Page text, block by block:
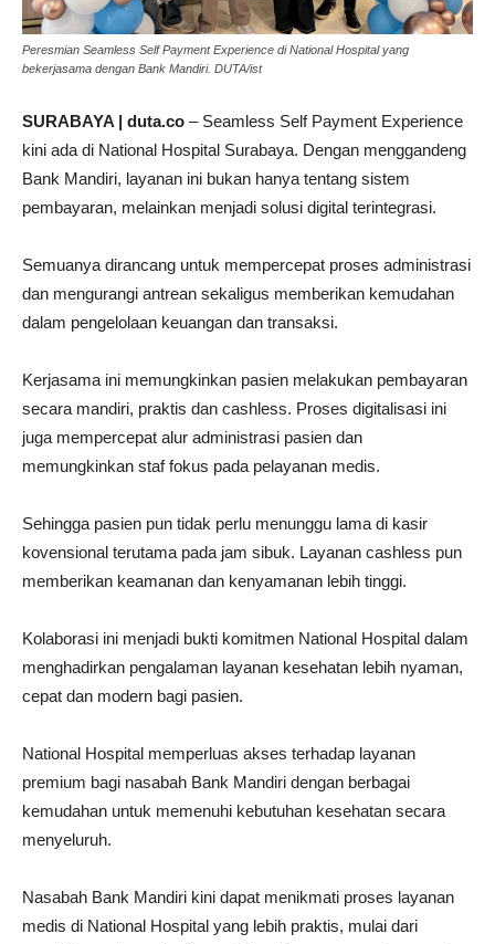
Peresmian Seamless Self Payment Experience di National Hospital yang
bekerjasama dengan Bank Mandiri. DUTA/ist
SURABAYA | duta.co – Seamless Self Payment Experience
kini ada di National Hospital Surabaya. Dengan menggandeng
Bank Mandiri, layanan ini bukan hanya tentang sistem
pembayaran, melainkan menjadi solusi digital terintegrasi.
Semuanya dirancang untuk mempercepat proses administrasi
dan mengurangi antrean sekaligus memberikan kemudahan
dalam pengelolaan keuangan dan transaksi.
Kerjasama ini memungkinkan pasien melakukan pembayaran
secara mandiri, praktis dan cashless. Proses digitalisasi ini
juga mempercepat alur administrasi pasien dan
memungkinkan staf fokus pada pelayanan medis.
Sehingga pasien pun tidak perlu menunggu lama di kasir
kovensional terutama pada jam sibuk. Layanan cashless pun
memberikan keamanan dan kenyamanan lebih tinggi.
Kolaborasi ini menjadi bukti komitmen National Hospital dalam
menghadirkan pengalaman layanan kesehatan lebih nyaman,
cepat dan modern bagi pasien.
National Hospital memperluas akses terhadap layanan
premium bagi nasabah Bank Mandiri dengan berbagai
kemudahan untuk memenuhi kebutuhan kesehatan secara
menyeluruh.
Nasabah Bank Mandiri kini dapat menikmati proses layanan
medis di National Hospital yang lebih praktis, mulai dari